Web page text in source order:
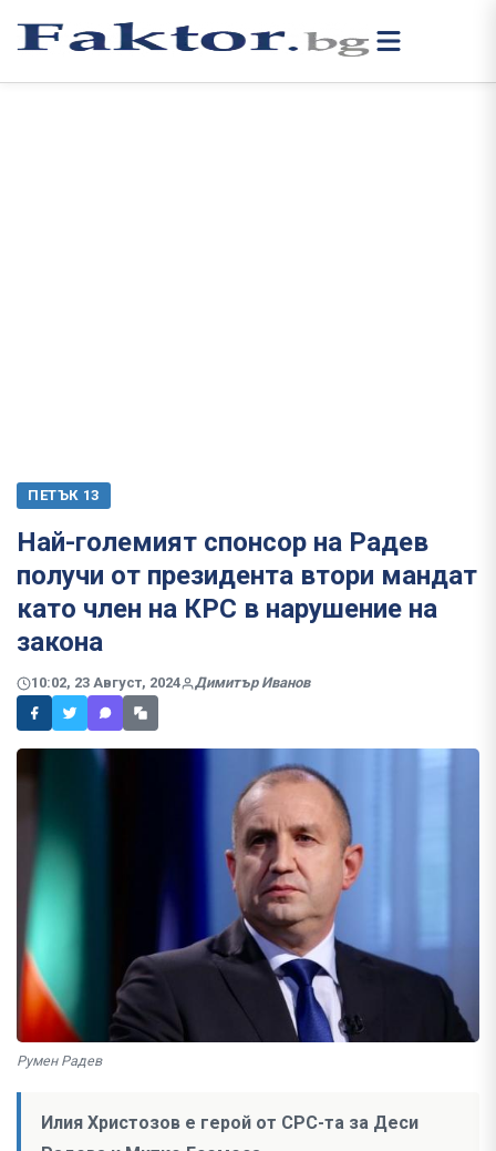
ПЕТЪК 13
Най-големият спонсор на Радев
получи от президента втори мандат
като член на КРС в нарушение на
закона
10:02, 23 Август, 2024 Димитър Иванов
Румен Радев
Илия Христозов е герой от СРС-та за Деси